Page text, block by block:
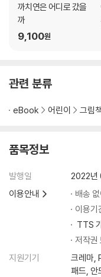
까치연은 어디로 갔을
까
9,100원
관련 분류
eBook 어린이 그림
품목정보
발행일
2022년
이용안내
배송
이용기
TTS
저작권
지원기기
크레마,
패드, 안